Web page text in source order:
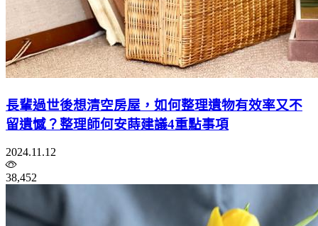
長輩過世後想清空房屋，如何整理遺物有效率又不
留遺憾？整理師何安蒔建議4重點事項
2024.11.12
38,452